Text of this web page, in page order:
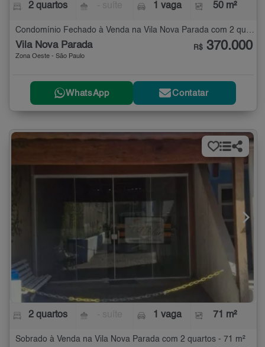
2 quartos 1 vaga 50 m²
Vila Nova Parada
Zona Oeste - São Paulo
R$ 370.000
WhatsApp Contatar
2 quartos 1 vaga 71 m²
Sobrado à Venda na Vila Nova Parada com 2 quartos - 71 m²